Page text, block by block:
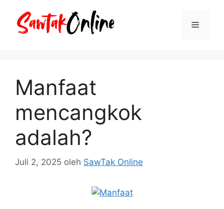
Menu
Manfaat
mencangkok
adalah?
Juli 2, 2025 oleh SawTak Online